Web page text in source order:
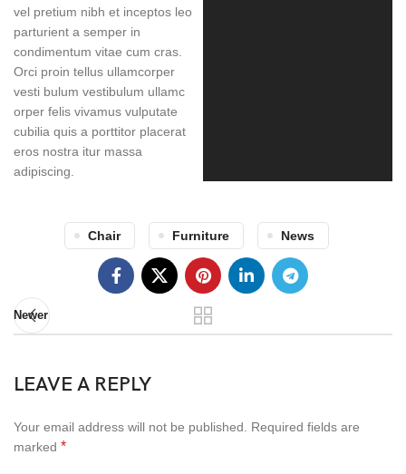
vel pretium nibh et inceptos leo
parturient a semper in
condimentum vitae cum cras.
Orci proin tellus ullamcorper
vesti bulum vestibulum ullamc
orper felis vivamus vulputate
cubilia quis a porttitor placerat
eros nostra itur massa
adipiscing.
Chair Furniture News
Newer
LEAVE A REPLY
Your email address will not be published.
Required fields are
marked *